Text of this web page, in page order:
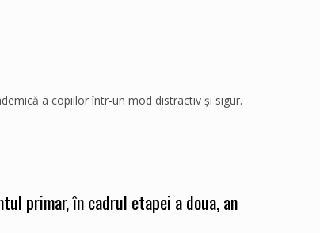
a copiilor într-un mod distractiv și sigur.
primar, în cadrul etapei a doua, an